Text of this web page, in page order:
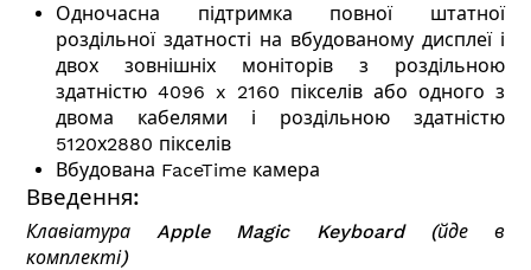
Одночасна підтримка повної штатної
роздільної здатності на вбудованому дисплеї і
двох зовнішніх моніторів з роздільною
здатністю 4096 x 2160 пікселів або одного з
двома кабелями і роздільною здатністю
5120х2880 пікселів
Вбудована FaceTime камера
Введення:
Клавіатура Apple Magic Keyboard(йде в
комплекті)